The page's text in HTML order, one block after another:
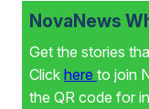
NovaNews
Get the stories
Click here to join
the QR code for